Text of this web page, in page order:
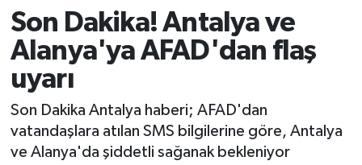
Son Dakika! Antalya ve
Alanya'ya AFAD'dan flaş
uyarı
Son Dakika Antalya haberi; AFAD'dan
vatandaşlara atılan SMS bilgilerine göre, Antalya
ve Alanya'da şiddetli sağanak bekleniyor
Resmi İlanlar
Alanyaspor
Turizm
Süper Lig Puan Durumu ve Fikstür
Tüm Manşetler
Son Dakika Haberleri